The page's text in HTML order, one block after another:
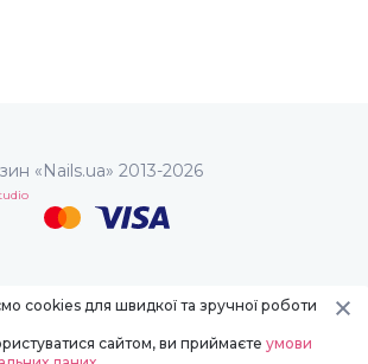
«Nails.ua» 2013-2026
cookies для швидкої та зручної роботи
сайтом, ви приймаєте умови